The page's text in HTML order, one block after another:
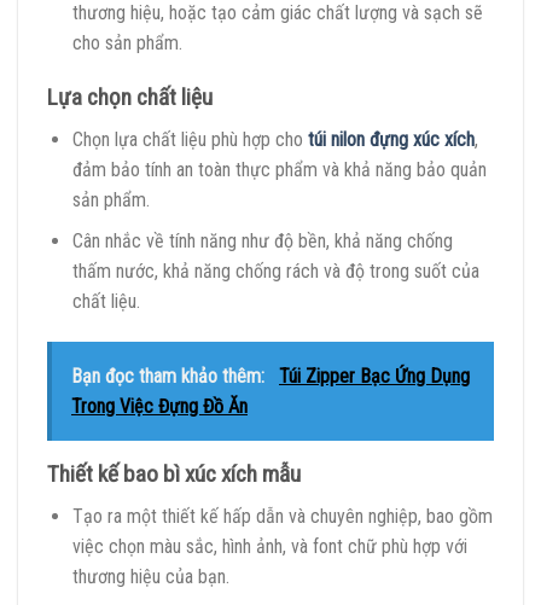
thương hiệu, hoặc tạo cảm giác chất lượng và sạch sẽ
cho sản phẩm.
Lựa chọn chất liệu
Chọn lựa chất liệu phù hợp cho túi nilon đựng xúc xích,
đảm bảo tính an toàn thực phẩm và khả năng bảo quản
sản phẩm.
Cân nhắc về tính năng như độ bền, khả năng chống
thấm nước, khả năng chống rách và độ trong suốt của
chất liệu.
Bạn đọc tham khảo thêm:
Túi Zipper Bạc Ứng Dụng
Trong Việc Đựng Đồ Ăn
Thiết kế bao bì xúc xích mẫu
Tạo ra một thiết kế hấp dẫn và chuyên nghiệp, bao gồm
việc chọn màu sắc, hình ảnh, và font chữ phù hợp với
thương hiệu của bạn.